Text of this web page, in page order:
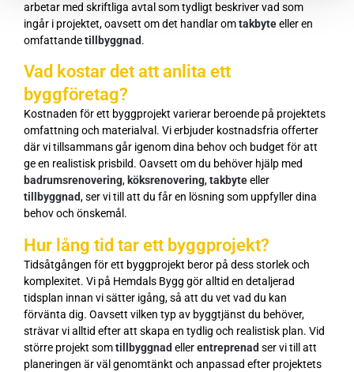
arbetar med skriftliga avtal som tydligt beskriver vad som
ingår i projektet, oavsett om det handlar omtakbyteeller en
omfattandetillbyggnad.
Vad kostar det att anlita ett
byggföretag?
Kostnaden för ett byggprojekt varierar beroende på projektets
omfattning och materialval. Vi erbjuder kostnadsfria offerter
där vi tillsammans går igenom dina behov och budget för att
ge en realistisk prisbild. Oavsett om du behöver hjälp med
badrumsrenovering,köksrenovering,takbyteeller
tillbyggnad, ser vi till att du får en lösning som uppfyller dina
behov och önskemål.
Hur lång tid tar ett byggprojekt?
Tidsåtgången för ett byggprojekt beror på dess storlek och
komplexitet. Vi på Hemdals Bygg gör alltid en detaljerad
tidsplan innan vi sätter igång, så att du vet vad du kan
förvänta dig. Oavsett vilken typ av byggtjänst du behöver,
strävar vi alltid efter att skapa en tydlig och realistisk plan. Vid
större projekt somtillbyggnad ellerentreprenad ser vi till att
planeringen är väl genomtänkt och anpassad efter projektets